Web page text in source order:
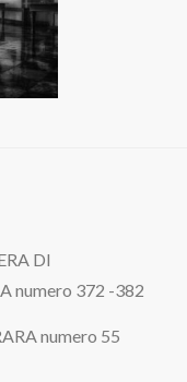
DI
numero 372 -382
numero 55